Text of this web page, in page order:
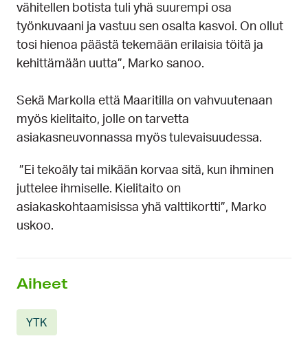
Aiheet
YTK
vähitellen botista tuli yhä suurempi osa
työnkuvaani ja vastuu sen osalta kasvoi. On ollut
tosi hienoa päästä tekemään erilaisia töitä ja
kehittämään uutta”, Marko sanoo.
Sekä Markolla että Maaritilla on vahvuutenaan
myös kielitaito, jolle on tarvetta
asiakasneuvonnassa myös tulevaisuudessa.
”Ei tekoäly tai mikään korvaa sitä, kun ihminen
juttelee ihmiselle. Kielitaito on
asiakaskohtaamisissa yhä valttikortti”, Marko
uskoo.